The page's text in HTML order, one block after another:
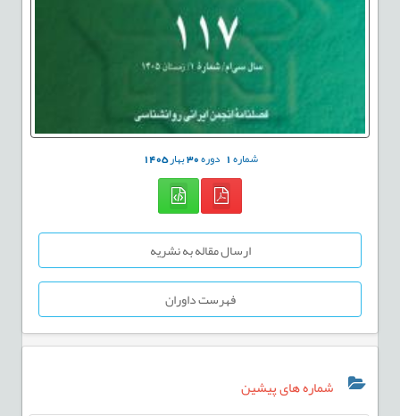
شماره1 دوره30بهار1405
ارسال مقاله به نشریه
فهرست داوران
شماره های پیشین